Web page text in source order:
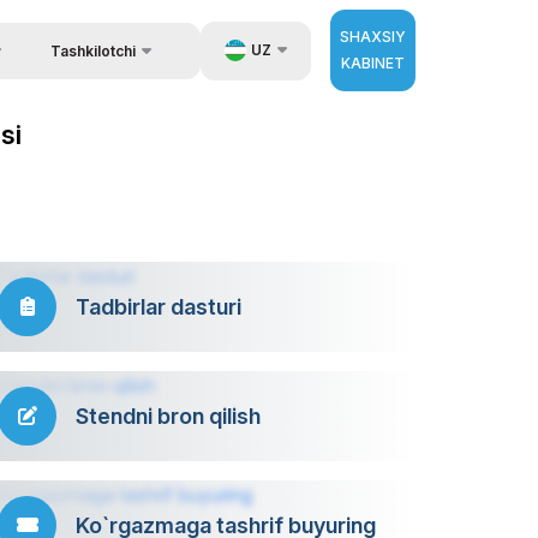
berish.
Tashkilotchi UZ
SHAXSIY
KABINET
Tadbirlar dasturi
Stendni bron qilish
Ko`rgazmaga tashrif buyuring